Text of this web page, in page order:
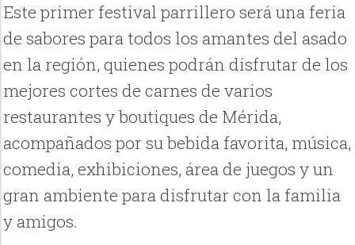
Este primer festival parrillero será una feria
de sabores para todos los amantes del asado
en la región, quienes podrán disfrutar de los
mejores cortes de carnes de varios
restaurantes y boutiques de Mérida,
acompañados por su bebida favorita, música,
comedia, exhibiciones, área de juegos y un
gran ambiente para disfrutar con la familia
y amigos.